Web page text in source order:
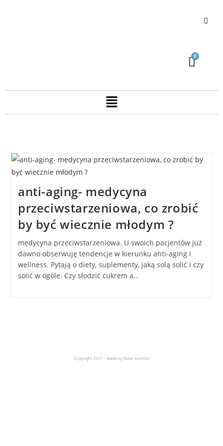
anti-aging- medycyna
przeciwstarzeniowa, co zrobić
by być wiecznie młodym ?
medycyna przeciwstarzeniowa. U swoich pacjentów już
dawno obserwuję tendencje w kierunku anti-aging i
wellness. Pytają o diety, suplementy, jaką solą solić i czy
solić w ogóle. Czy słodzić cukrem a…
Copyright 2021 - Made by Oskar Łoziński